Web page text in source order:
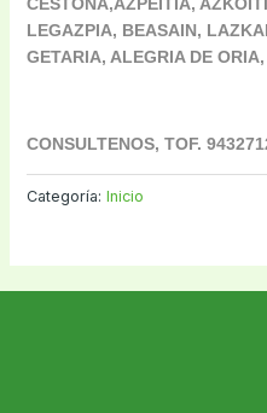
CESTONA,AZPEITIA,
LEGAZPIA, BEASAIN,
GETARIA, ALEGRIA DE
CONSULTENOS, TOF.
Categoría: Inicio